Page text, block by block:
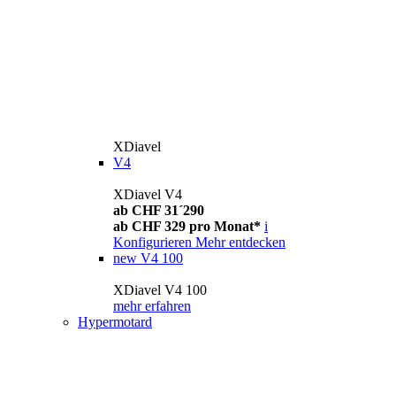
XDiavel
V4
XDiavel V4
ab CHF 31´290
ab CHF 329 pro Monat* i
Konfigurieren Mehr entdecken
new V4 100
XDiavel V4 100
mehr erfahren
Hypermotard